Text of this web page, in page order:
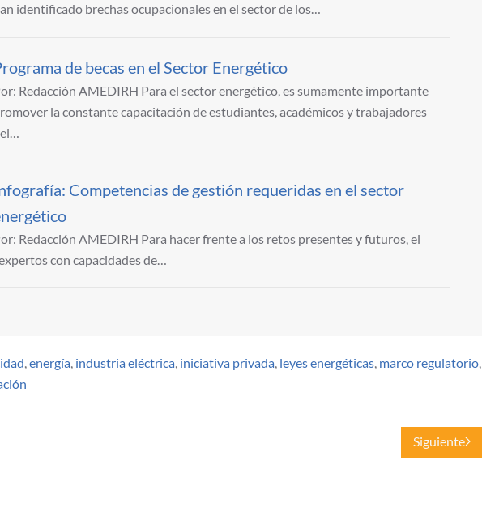
identificado brechas ocupacionales en el sector de los…
de becas en el Sector Energético
Redacción AMEDIRH Para el sector energético, es sumamente importante
la constante capacitación de estudiantes, académicos y trabajadores
Competencias de gestión requeridas en el sector
Redacción AMEDIRH Para hacer frente a los retos presentes y futuros, el
con capacidades de…
,energía, industria eléctrica, iniciativa privada, leyes energéticas, marco regulatorio,
Siguiente